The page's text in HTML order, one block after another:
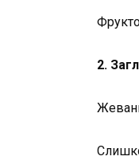
2.